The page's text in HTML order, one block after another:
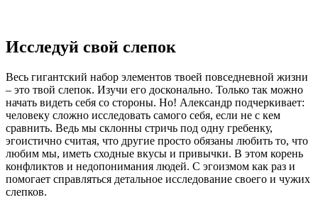
Исследуй свой слепок
Весь гигантский набор элементов твоей повседневной жизни
– это твой слепок. Изучи его досконально. Только так можно
начать видеть себя со стороны. Но! Александр подчеркивает:
человеку сложно исследовать самого себя, если не с кем
сравнить. Ведь мы склонны стричь под одну гребенку,
эгоистично считая, что другие просто обязаны любить то, что
любим мы, иметь сходные вкусы и привычки. В этом корень
конфликтов и недопонимания людей. С эгоизмом как раз и
помогает справляться детальное исследование своего и чужих
слепков.